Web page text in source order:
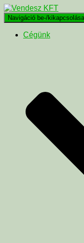
Navigáció be-/kikapcsolása
Cégünk